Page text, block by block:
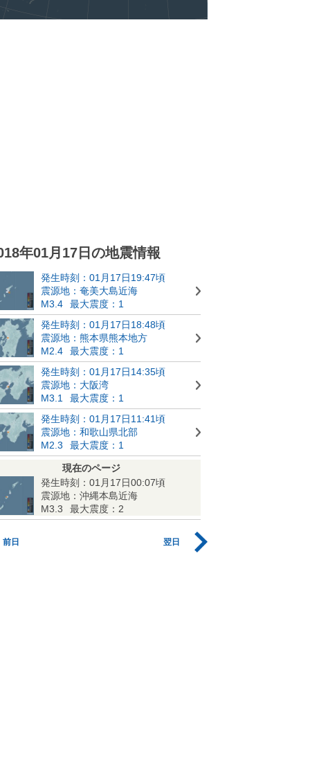
年01月17日の地震情報
発生時刻：01月17日19:47頃
震源地：奄美大島近海
M3.4
最大震度：1
発生時刻：01月17日18:48頃
震源地：熊本県熊本地方
M2.4
最大震度：1
発生時刻：01月17日14:35頃
震源地：大阪湾
M3.1
最大震度：1
発生時刻：01月17日11:41頃
震源地：和歌山県北部
M2.3
最大震度：1
現在のページ
発生時刻：01月17日00:07頃
震源地：沖縄本島近海
M3.3
最大震度：2
前日 翌日